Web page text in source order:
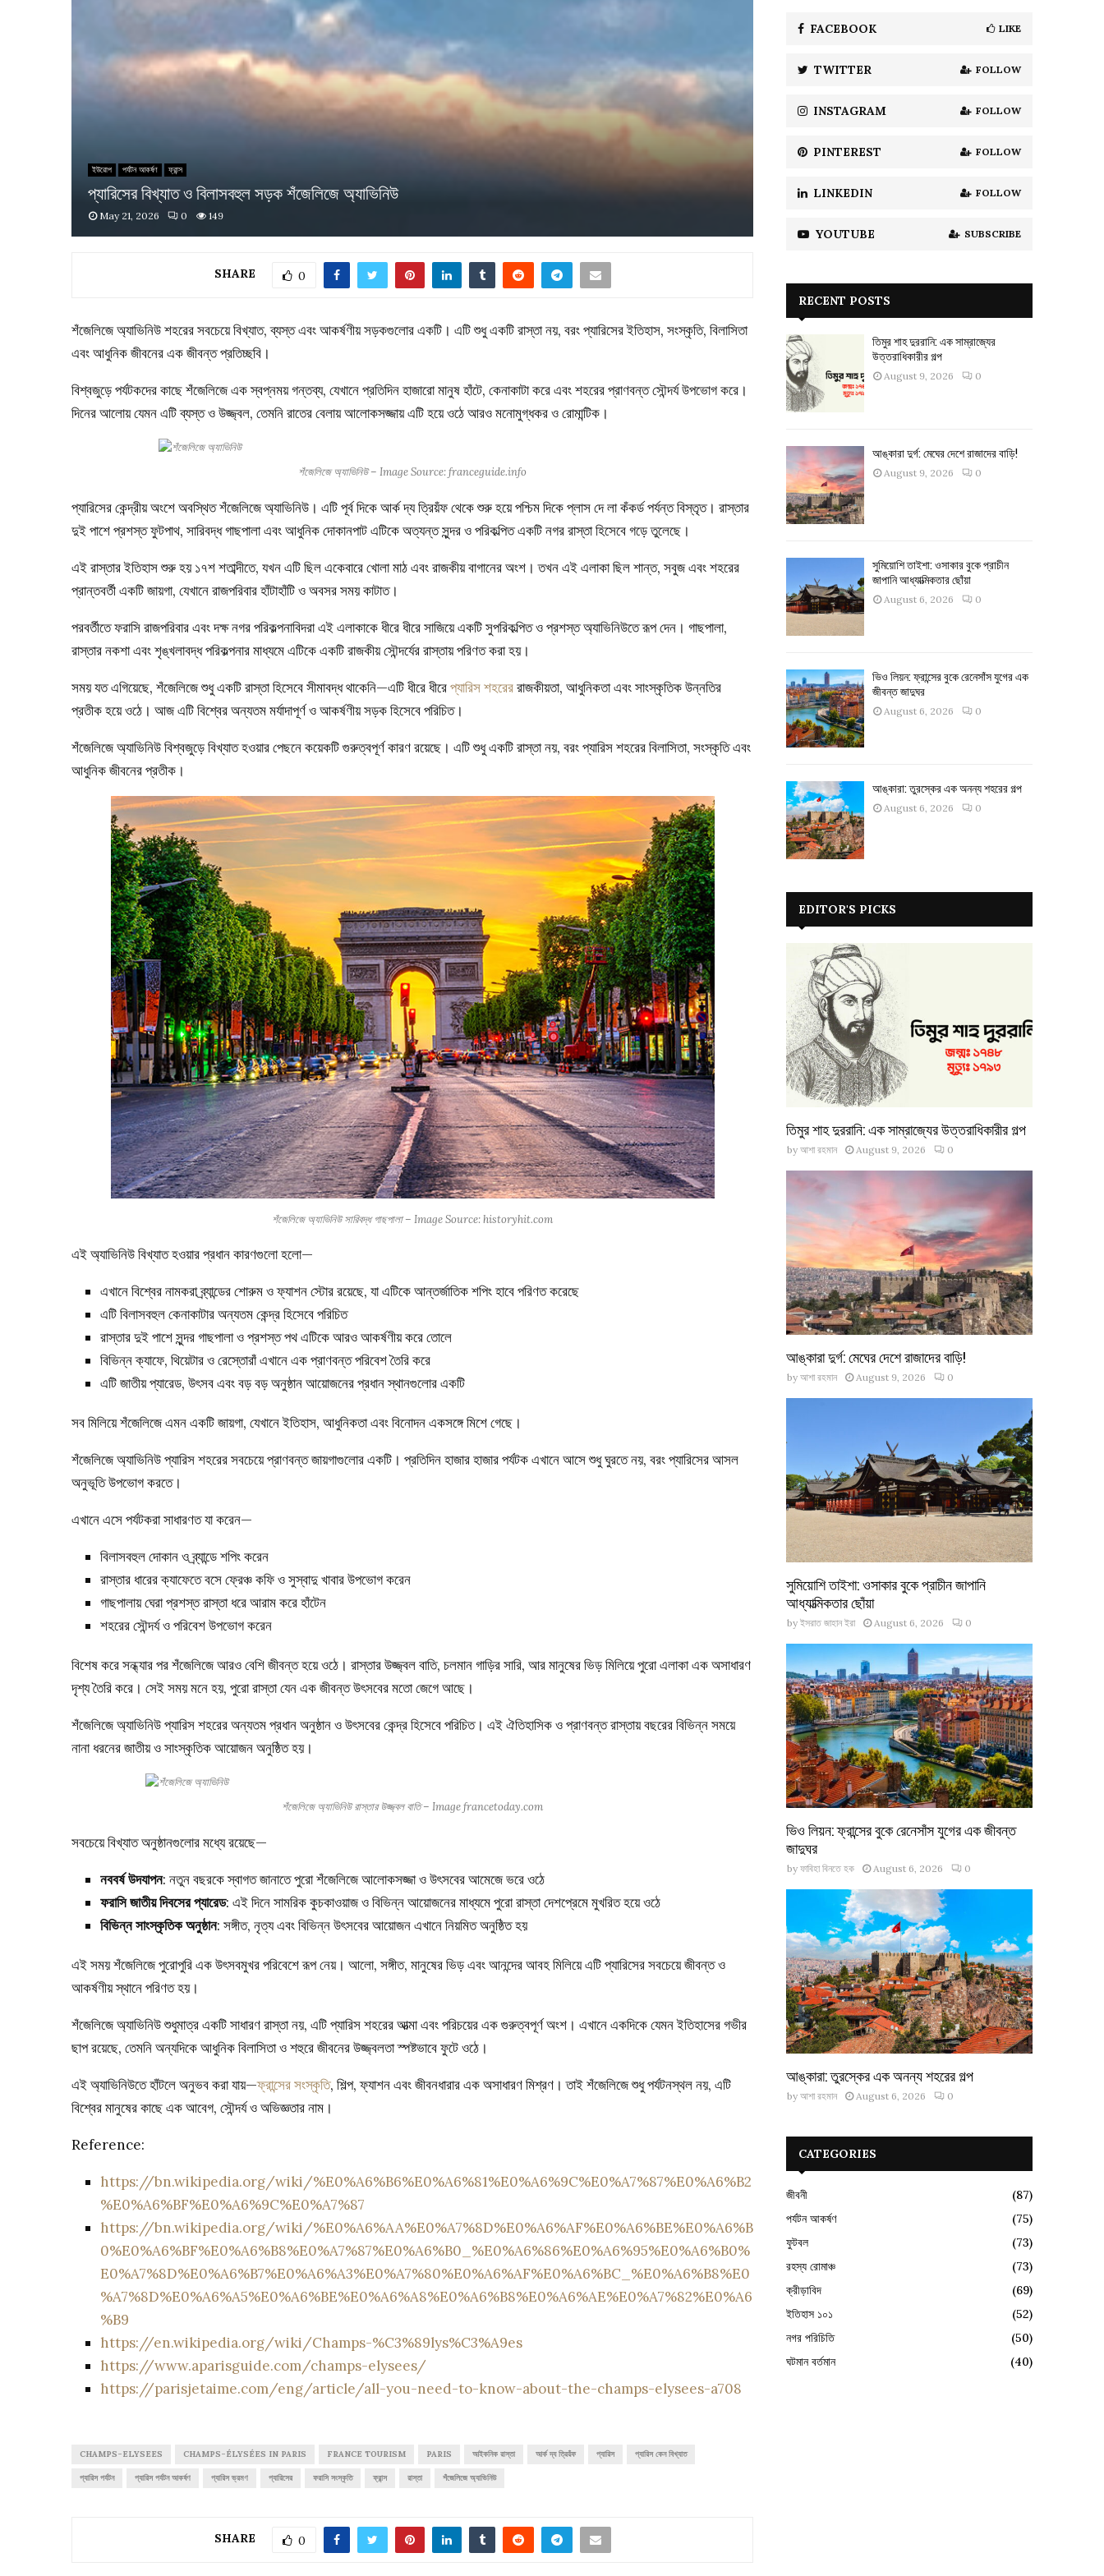
ইউরোপ পর্যটন আকর্ষণ ফ্রান্স
প্যারিসের বিখ্যাত ও বিলাসবহুল সড়ক শঁজেলিজে অ্যাভিনিউ
May 21, 2026 0 149
SHARE 0
শঁজেলিজে অ্যাভিনিউ শহরের সবচেয়ে বিখ্যাত, ব্যস্ত এবং আকর্ষণীয় সড়কগুলোর একটি। এটি শুধু একটি রাস্তা নয়, বরং প্যারিসের ইতিহাস, সংস্কৃতি, বিলাসিতা
এবং আধুনিক জীবনের এক জীবন্ত প্রতিচ্ছবি।
বিশ্বজুড়ে পর্যটকদের কাছে শঁজেলিজে এক স্বপ্নময় গন্তব্য, যেখানে প্রতিদিন হাজারো মানুষ হাঁটে, কেনাকাটা করে এবং শহরের প্রাণবন্ত সৌন্দর্য উপভোগ করে।
দিনের আলোয় যেমন এটি ব্যস্ত ও উজ্জ্বল, তেমনি রাতের বেলায় আলোকসজ্জায় এটি হয়ে ওঠে আরও মনোমুগ্ধকর ও রোমান্টিক।
শঁজেলিজে অ্যাভিনিউ – Image Source: franceguide.info
প্যারিসের কেন্দ্রীয় অংশে অবস্থিত শঁজেলিজে অ্যাভিনিউ। এটি পূর্ব দিকে আর্ক দ্য ত্রিয়ঁফ থেকে শুরু হয়ে পশ্চিম দিকে প্লাস দে লা কঁকর্ড পর্যন্ত বিস্তৃত। রাস্তার
দুই পাশে প্রশস্ত ফুটপাথ, সারিবদ্ধ গাছপালা এবং আধুনিক দোকানপাট এটিকে অত্যন্ত সুন্দর ও পরিকল্পিত একটি নগর রাস্তা হিসেবে গড়ে তুলেছে।
এই রাস্তার ইতিহাস শুরু হয় ১৭শ শতাব্দীতে, যখন এটি ছিল একেবারে খোলা মাঠ এবং রাজকীয় বাগানের অংশ। তখন এই এলাকা ছিল শান্ত, সবুজ এবং শহরের
প্রান্তবর্তী একটি জায়গা, যেখানে রাজপরিবার হাঁটাহাঁটি ও অবসর সময় কাটাত।
পরবর্তীতে ফরাসি রাজপরিবার এবং দক্ষ নগর পরিকল্পনাবিদরা এই এলাকাকে ধীরে ধীরে সাজিয়ে একটি সুপরিকল্পিত ও প্রশস্ত অ্যাভিনিউতে রূপ দেন। গাছপালা,
রাস্তার নকশা এবং শৃঙ্খলাবদ্ধ পরিকল্পনার মাধ্যমে এটিকে একটি রাজকীয় সৌন্দর্যের রাস্তায় পরিণত করা হয়।
সময় যত এগিয়েছে, শঁজেলিজে শুধু একটি রাস্তা হিসেবে সীমাবদ্ধ থাকেনি—এটি ধীরে ধীরেপ্যারিস শহরেররাজকীয়তা, আধুনিকতা এবং সাংস্কৃতিক উন্নতির
প্রতীক হয়ে ওঠে। আজ এটি বিশ্বের অন্যতম মর্যাদাপূর্ণ ও আকর্ষণীয় সড়ক হিসেবে পরিচিত।
শঁজেলিজে অ্যাভিনিউ বিশ্বজুড়ে বিখ্যাত হওয়ার পেছনে কয়েকটি গুরুত্বপূর্ণ কারণ রয়েছে। এটি শুধু একটি রাস্তা নয়, বরং প্যারিস শহরের বিলাসিতা, সংস্কৃতি এবং
আধুনিক জীবনের প্রতীক।
শঁজেলিজে অ্যাভিনিউ সারিবদ্ধ গাছপালা – Image Source: historyhit.com
এই অ্যাভিনিউ বিখ্যাত হওয়ার প্রধান কারণগুলো হলো—
এখানে বিশ্বের নামকরা ব্র্যান্ডের শোরুম ও ফ্যাশন স্টোর রয়েছে, যা এটিকে আন্তর্জাতিক শপিং হাবে পরিণত করেছে
এটি বিলাসবহুল কেনাকাটার অন্যতম কেন্দ্র হিসেবে পরিচিত
রাস্তার দুই পাশে সুন্দর গাছপালা ও প্রশস্ত পথ এটিকে আরও আকর্ষণীয় করে তোলে
বিভিন্ন ক্যাফে, থিয়েটার ও রেস্তোরাঁ এখানে এক প্রাণবন্ত পরিবেশ তৈরি করে
এটি জাতীয় প্যারেড, উৎসব এবং বড় বড় অনুষ্ঠান আয়োজনের প্রধান স্থানগুলোর একটি
সব মিলিয়ে শঁজেলিজে এমন একটি জায়গা, যেখানে ইতিহাস, আধুনিকতা এবং বিনোদন একসঙ্গে মিশে গেছে।
শঁজেলিজে অ্যাভিনিউ প্যারিস শহরের সবচেয়ে প্রাণবন্ত জায়গাগুলোর একটি। প্রতিদিন হাজার হাজার পর্যটক এখানে আসে শুধু ঘুরতে নয়, বরং প্যারিসের আসল
অনুভূতি উপভোগ করতে।
এখানে এসে পর্যটকরা সাধারণত যা করেন—
বিলাসবহুল দোকান ও ব্র্যান্ডে শপিং করেন
রাস্তার ধারের ক্যাফেতে বসে ফ্রেঞ্চ কফি ও সুস্বাদু খাবার উপভোগ করেন
গাছপালায় ঘেরা প্রশস্ত রাস্তা ধরে আরাম করে হাঁটেন
শহরের সৌন্দর্য ও পরিবেশ উপভোগ করেন
বিশেষ করে সন্ধ্যার পর শঁজেলিজে আরও বেশি জীবন্ত হয়ে ওঠে। রাস্তার উজ্জ্বল বাতি, চলমান গাড়ির সারি, আর মানুষের ভিড় মিলিয়ে পুরো এলাকা এক অসাধারণ
দৃশ্য তৈরি করে। সেই সময় মনে হয়, পুরো রাস্তা যেন এক জীবন্ত উৎসবের মতো জেগে আছে।
শঁজেলিজে অ্যাভিনিউ প্যারিস শহরের অন্যতম প্রধান অনুষ্ঠান ও উৎসবের কেন্দ্র হিসেবে পরিচিত। এই ঐতিহাসিক ও প্রাণবন্ত রাস্তায় বছরের বিভিন্ন সময়ে
নানা ধরনের জাতীয় ও সাংস্কৃতিক আয়োজন অনুষ্ঠিত হয়।
শঁজেলিজে অ্যাভিনিউ রাস্তার উজ্জ্বল বাতি – Image francetoday.com
সবচেয়ে বিখ্যাত অনুষ্ঠানগুলোর মধ্যে রয়েছে—
নববর্ষ উদযাপন: নতুন বছরকে স্বাগত জানাতে পুরো শঁজেলিজে আলোকসজ্জা ও উৎসবের আমেজে ভরে ওঠে
ফরাসি জাতীয় দিবসের প্যারেড: এই দিনে সামরিক কুচকাওয়াজ ও বিভিন্ন আয়োজনের মাধ্যমে পুরো রাস্তা দেশপ্রেমে মুখরিত হয়ে ওঠে
বিভিন্ন সাংস্কৃতিক অনুষ্ঠান: সঙ্গীত, নৃত্য এবং বিভিন্ন উৎসবের আয়োজন এখানে নিয়মিত অনুষ্ঠিত হয়
এই সময় শঁজেলিজে পুরোপুরি এক উৎসবমুখর পরিবেশে রূপ নেয়। আলো, সঙ্গীত, মানুষের ভিড় এবং আনন্দের আবহ মিলিয়ে এটি প্যারিসের সবচেয়ে জীবন্ত ও
আকর্ষণীয় স্থানে পরিণত হয়।
শঁজেলিজে অ্যাভিনিউ শুধুমাত্র একটি সাধারণ রাস্তা নয়, এটি প্যারিস শহরের আত্মা এবং পরিচয়ের এক গুরুত্বপূর্ণ অংশ। এখানে একদিকে যেমন ইতিহাসের গভীর
ছাপ রয়েছে, তেমনি অন্যদিকে আধুনিক বিলাসিতা ও শহুরে জীবনের উজ্জ্বলতা স্পষ্টভাবে ফুটে ওঠে।
এই অ্যাভিনিউতে হাঁটলে অনুভব করা যায়—ফ্রান্সের সংস্কৃতি, শিল্প, ফ্যাশন এবং জীবনধারার এক অসাধারণ মিশ্রণ। তাই শঁজেলিজে শুধু পর্যটনস্থল নয়, এটি
বিশ্বের মানুষের কাছে এক আবেগ, সৌন্দর্য ও অভিজ্ঞতার নাম।
Reference:
https://bn.wikipedia.org/wiki/%E0%A6%B6%E0%A6%81%E0%A6%9C%E0%A7%87%E0%A6%B2
%E0%A6%BF%E0%A6%9C%E0%A7%87
https://bn.wikipedia.org/wiki/%E0%A6%AA%E0%A7%8D%E0%A6%AF%E0%A6%BE%E0%A6%B
0%E0%A6%BF%E0%A6%B8%E0%A7%87%E0%A6%B0_%E0%A6%86%E0%A6%95%E0%A6%B0%
E0%A7%8D%E0%A6%B7%E0%A6%A3%E0%A7%80%E0%A6%AF%E0%A6%BC_%E0%A6%B8%E0
%A7%8D%E0%A6%A5%E0%A6%BE%E0%A6%A8%E0%A6%B8%E0%A6%AE%E0%A7%82%E0%A6
%B9
https://en.wikipedia.org/wiki/Champs-%C3%89lys%C3%A9es
https://www.aparisguide.com/champs-elysees/
https://parisjetaime.com/eng/article/all-you-need-to-know-about-the-champs-elysees-a708
CHAMPS-ELYSEES CHAMPS-ÉLYSÉES IN PARIS FRANCE TOURISM PARIS আইকনিক রাস্তা আর্ক দ্য ত্রিয়ঁফ প্যারিস প্যারিস কেন বিখ্যাত
প্যারিস পর্যটন প্যারিস পর্যটন আকর্ষণ প্যারিস ভ্রমণ প্যারিসের ফরাসি সংস্কৃতি ফ্রান্স রাস্তা শঁজেলিজে অ্যাভিনিউ
SHARE 0
C
H
FACEBOOK LIKE
TWITTER FOLLOW
INSTAGRAM FOLLOW
PINTEREST FOLLOW
LINKEDIN FOLLOW
YOUTUBE SUBSCRIBE
RECENT POSTS
তিমুর শাহ দুররানি: এক সাম্রাজ্যের
উত্তরাধিকারীর গল্প
August 9, 2026 0
আঙ্কারা দুর্গ: মেঘের দেশে রাজাদের বাড়ি!
August 9, 2026 0
সুমিয়োশি তাইশা: ওসাকার বুকে প্রাচীন
জাপানি আধ্যাত্মিকতার ছোঁয়া
August 6, 2026 0
ভিও লিয়ন: ফ্রান্সের বুকে রেনেসাঁস যুগের এক
জীবন্ত জাদুঘর
August 6, 2026 0
আঙ্কারা: তুরস্কের এক অনন্য শহরের গল্প
August 6, 2026 0
EDITOR'S PICKS
তিমুর শাহ দুররানি: এক সাম্রাজ্যের উত্তরাধিকারীর গল্প
by আশা রহমান August 9, 2026 0
আঙ্কারা দুর্গ: মেঘের দেশে রাজাদের বাড়ি!
by আশা রহমান August 9, 2026 0
সুমিয়োশি তাইশা: ওসাকার বুকে প্রাচীন জাপানি
আধ্যাত্মিকতার ছোঁয়া
by ইসরাত জাহান ইরা August 6, 2026 0
ভিও লিয়ন: ফ্রান্সের বুকে রেনেসাঁস যুগের এক জীবন্ত
জাদুঘর
by ফাবিহা বিনতে হক August 6, 2026 0
আঙ্কারা: তুরস্কের এক অনন্য শহরের গল্প
by আশা রহমান August 6, 2026 0
CATEGORIES
জীবনী
(87)
পর্যটন আকর্ষণ
(75)
ফুটবল
(73)
রহস্য রোমাঞ্চ
(73)
ক্রীড়াবিদ
(69)
ইতিহাস ১০১
(52)
নগর পরিচিতি
(50)
ঘটমান বর্তমান
(40)